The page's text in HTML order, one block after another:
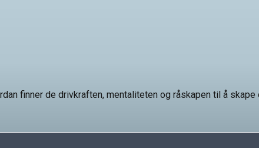
finner de drivkraften, mentaliteten og råskapen til å